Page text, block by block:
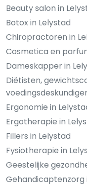
Beauty salon in
Botox in Lelystad
Chiropractoren in
Cosmetica en
Dameskapper in
Diëtisten,
Ergonomie in
Ergotherapie in
Fillers in Lelystad
Fysiotherapie in
Geestelijke
Gehandicaptenzorg